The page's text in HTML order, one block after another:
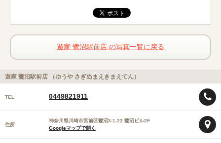
遊家 鷺沼駅前店 の写真一覧に戻る
遊家 鷺沼駅前店 （ゆうや さぎぬまえきまえてん）
TEL 0449821911
住所
神奈川県川崎市宮前区鷺沼3-1-22 鷺沼ビル2F
Googleマップで開く